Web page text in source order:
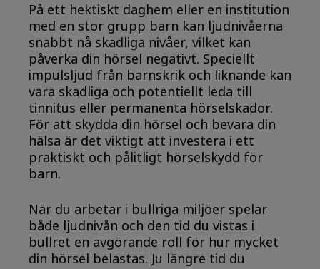
På ett hektiskt daghem eller en institution
med en stor grupp barn kan ljudnivåerna
snabbt nå skadliga nivåer, vilket kan
påverka din hörsel negativt. Speciellt
impulsljud från barnskrik och liknande kan
vara skadliga och potentiellt leda till
tinnitus eller permanenta hörselskador.
För att skydda din hörsel och bevara din
hälsa är det viktigt att investera i ett
praktiskt och pålitligt hörselskydd för
barn.
När du arbetar i bullriga miljöer spelar
både ljudnivån och den tid du vistas i
bullret en avgörande roll för hur mycket
din hörsel belastas. Ju längre tid du